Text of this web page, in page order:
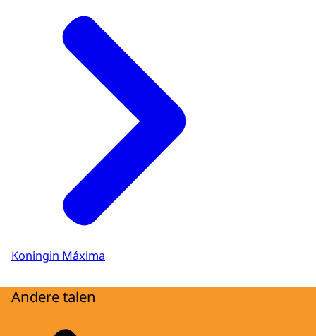
Koningin Máxima
Andere talen